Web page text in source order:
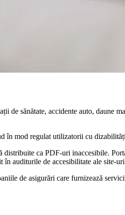
de sănătate, accidente auto, daune
în mod regulat utilizatorii cu
ca PDF-uri inaccesibile.
auditurile de accesibilitate ale site-
de asigurări care furnizează